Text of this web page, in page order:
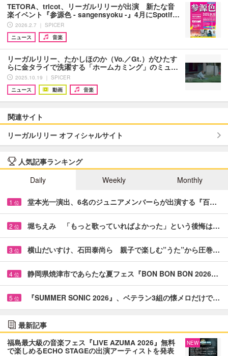
TETORA、tricot、リーガルリリーが出演 新たな音
楽イベント『参源色 - sangensyoku -』4月にSpotif…
2026.2.7 ｜ SPICER
ニュース
音楽
リーガルリリー、たかしほのか（Vo.／Gt.）がひたす
らに金タライで洗濯する「ホームカミング」のミュ…
2025.10.19 ｜ SPICER
ニュース
動画 音楽
関連サイト
リーガルリリー オフィシャルサイト
人気記事ランキング
Daily
Weekly Monthly
1 位 堂本光一演出、6名のジュニアメンバーらが出演する『百…
2 位 堀ちえみ 「もっと歌っていればよかった」という後悔は…
3 位 横山だいすけ、石田泰尚ら 親子で楽しむ”うた”から圧巻…
4 位 静岡県焼津市であらたな夏フェス『BON BON BON 2026…
5 位 『SUMMER SONIC 2026』、ベテラン3組の懐メロだけで…
最新記事
福島最大級の音楽フェス『LIVE AZUMA 2026』無料
で楽しめるECHO STAGEの出演アーティストを発表
NEW